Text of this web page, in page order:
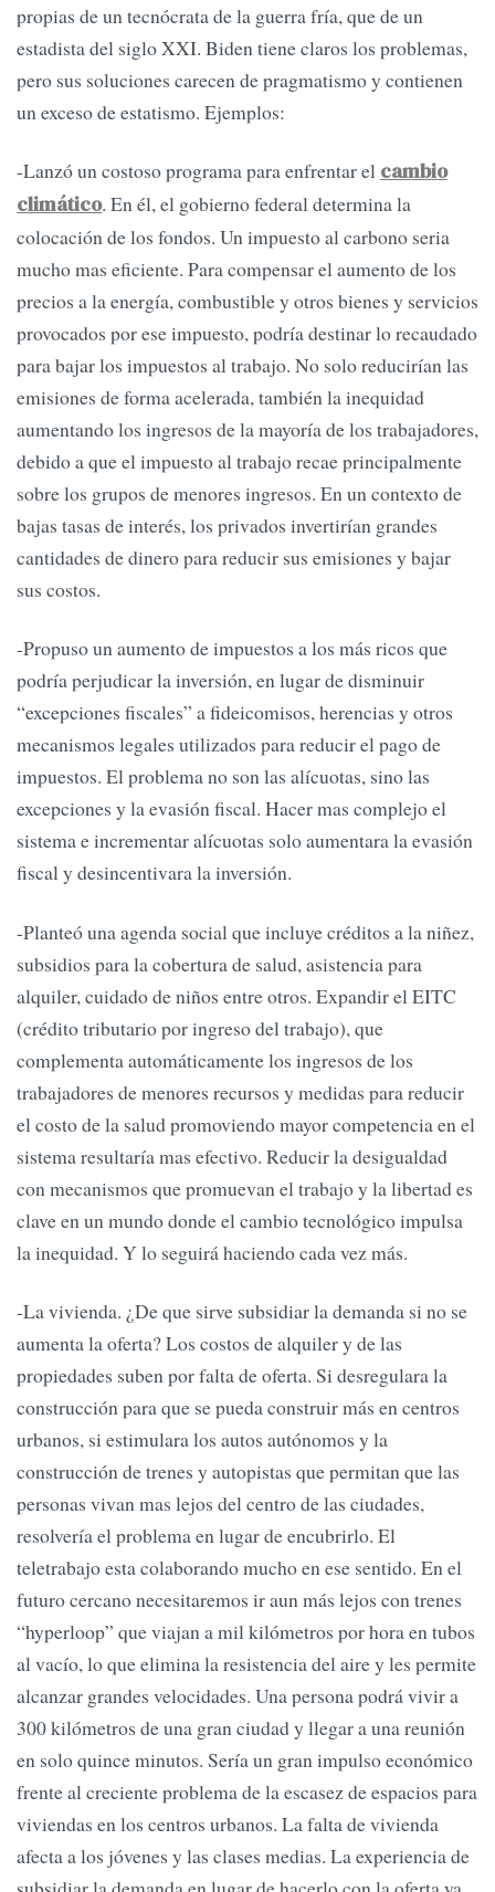
propias de un tecnócrata de la guerra fría, que de un
estadista del siglo XXI. Biden tiene claros los problemas,
pero sus soluciones carecen de pragmatismo y contienen
un exceso de estatismo. Ejemplos:
-Lanzó un costoso programa para enfrentar el cambio
climático. En él, el gobierno federal determina la
colocación de los fondos. Un impuesto al carbono seria
mucho mas eficiente. Para compensar el aumento de los
precios a la energía, combustible y otros bienes y servicios
provocados por ese impuesto, podría destinar lo recaudado
para bajar los impuestos al trabajo. No solo reducirían las
emisiones de forma acelerada, también la inequidad
aumentando los ingresos de la mayoría de los trabajadores,
debido a que el impuesto al trabajo recae principalmente
sobre los grupos de menores ingresos. En un contexto de
bajas tasas de interés, los privados invertirían grandes
cantidades de dinero para reducir sus emisiones y bajar
sus costos.
-Propuso un aumento de impuestos a los más ricos que
podría perjudicar la inversión, en lugar de disminuir
“excepciones fiscales” a fideicomisos, herencias y otros
mecanismos legales utilizados para reducir el pago de
impuestos. El problema no son las alícuotas, sino las
excepciones y la evasión fiscal. Hacer mas complejo el
sistema e incrementar alícuotas solo aumentara la evasión
fiscal y desincentivara la inversión.
-Planteó una agenda social que incluye créditos a la niñez,
subsidios para la cobertura de salud, asistencia para
alquiler, cuidado de niños entre otros. Expandir el EITC
(crédito tributario por ingreso del trabajo), que
complementa automáticamente los ingresos de los
trabajadores de menores recursos y medidas para reducir
el costo de la salud promoviendo mayor competencia en el
sistema resultaría mas efectivo. Reducir la desigualdad
con mecanismos que promuevan el trabajo y la libertad es
clave en un mundo donde el cambio tecnológico impulsa
la inequidad. Y lo seguirá haciendo cada vez más.
-La vivienda. ¿De que sirve subsidiar la demanda si no se
aumenta la oferta? Los costos de alquiler y de las
propiedades suben por falta de oferta. Si desregulara la
construcción para que se pueda construir más en centros
urbanos, si estimulara los autos autónomos y la
construcción de trenes y autopistas que permitan que las
personas vivan mas lejos del centro de las ciudades,
resolvería el problema en lugar de encubrirlo. El
teletrabajo esta colaborando mucho en ese sentido. En el
futuro cercano necesitaremos ir aun más lejos con trenes
“hyperloop” que viajan a mil kilómetros por hora en tubos
al vacío, lo que elimina la resistencia del aire y les permite
alcanzar grandes velocidades. Una persona podrá vivir a
300 kilómetros de una gran ciudad y llegar a una reunión
en solo quince minutos. Sería un gran impulso económico
frente al creciente problema de la escasez de espacios para
viviendas en los centros urbanos. La falta de vivienda
afecta a los jóvenes y las clases medias. La experiencia de